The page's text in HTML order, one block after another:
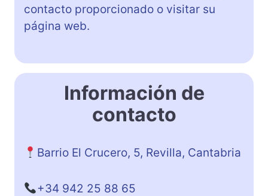
contacto proporcionado o visitar su
página web.
Información de
contacto
Barrio El Crucero, 5, Revilla, Cantabria
+34 942 25 88 65